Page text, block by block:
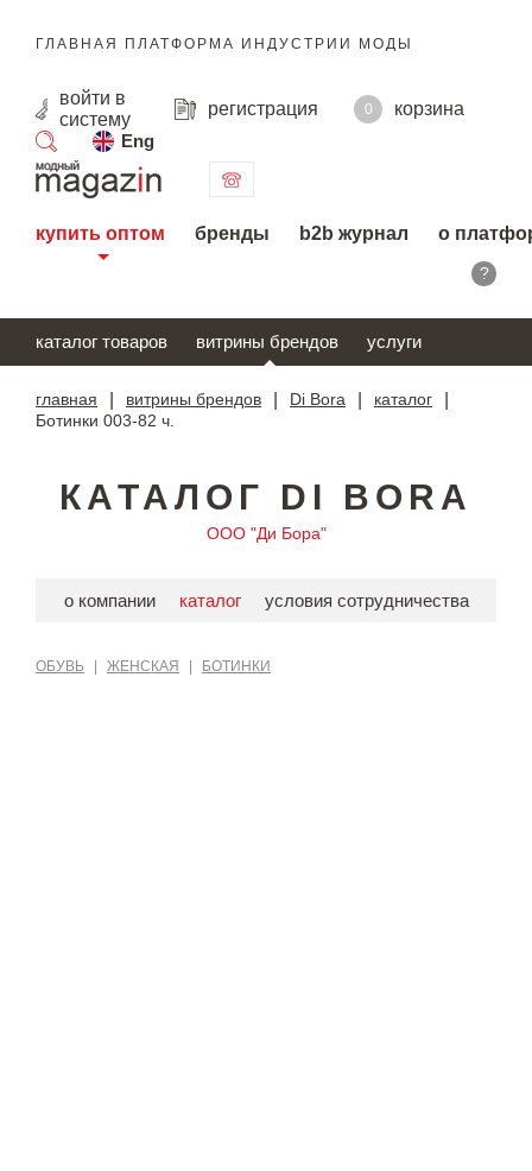
ГЛАВНАЯ ПЛАТФОРМА ИНДУСТРИИ МОДЫ
войти в
систему
регистрация 0
корзина
Eng
поиск
купить оптом бренды b2b журнал о
?
каталог товаров витрины брендов услуги
главная витрины брендов Di Bora каталог
Ботинки 003-82 ч.
КАТАЛОГ DI BORA
ООО "Ди Бора"
о компании каталог условия сотрудничества
ОБУВЬ ЖЕНСКАЯ БОТИНКИ